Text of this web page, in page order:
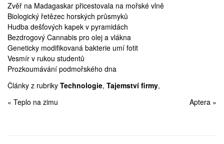
Zvěř na Madagaskar přicestovala na mořské vlně
Biologický řetězec horských průsmyků
Hudba dešťových kapek v pyramidách
Bezdrogový Cannabis pro olej a vlákna
Geneticky modifikovaná bakterie umí fotit
Vesmír v rukou studentů
Prozkoumávání podmořského dna
Články z rubriky Technologie, Tajemství firmy,
« Teplo na zimu
Aptera »